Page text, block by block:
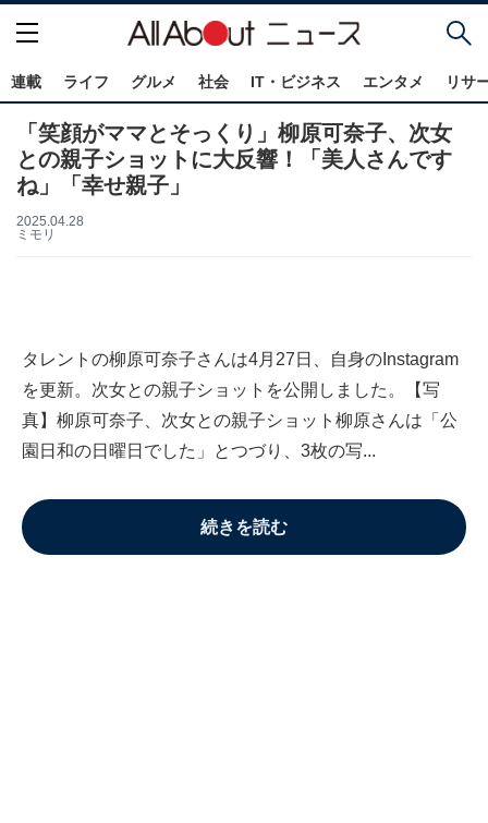
連載 ライフ グルメ 社会 IT・ビジネス エンタメ リサ
「笑顔がママとそっくり」柳原可奈子、次女
との親子ショットに大反響！「美人さんです
ね」「幸せ親子」
2025.04.28
ミモリ
タレントの柳原可奈子さんは4月27日、自身のInstagram
を更新。次女との親子ショットを公開しました。【写
真】柳原可奈子、次女との親子ショット柳原さんは「公
園日和の日曜日でした」とつづり、3枚の写...
続きを読む